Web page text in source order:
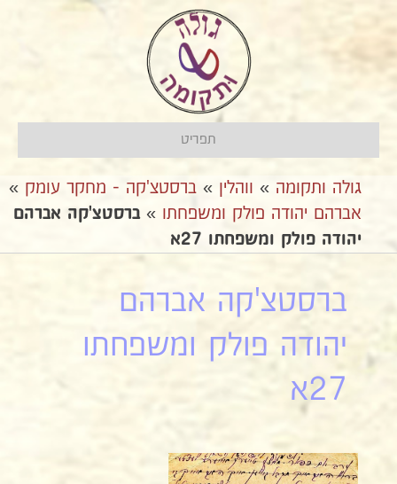
תפריט
גולה ותקומה » ווהלין » ברסטצ'קה - מחקר עומק »
אברהם יהודה פולק ומשפחתו »ברסטצ'קה אברהם
יהודה פולק ומשפחתו 27א
ברסטצ'קה אברהם
יהודה פולק ומשפחתו
27א